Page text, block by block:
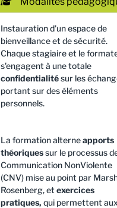
Instauration d'un espace de
bienveillance et de sécurité.
Chaque stagiaire et le
s'engagent à une totale
confidentialitésur les
portant sur des éléments
personnels.
La formation alterneapports
théoriquessur le processus
Communication NonViolente
(CNV) mise au point par
Rosenberg, et exercices
pratiques, qui permettent aux